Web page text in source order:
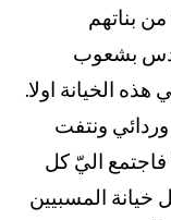
من بناتهم
بشعوب
هذه الخيانة اولا.
ونتفت
فاجتمع اليّ كل
خيانة المسبيين